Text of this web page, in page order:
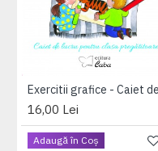
16,00 Lei
Adaugă în Coş